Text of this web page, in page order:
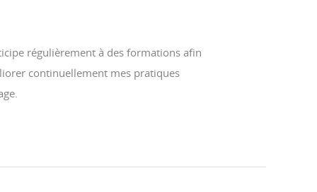
régulièrement à des formations afin
continuellement mes pratiques